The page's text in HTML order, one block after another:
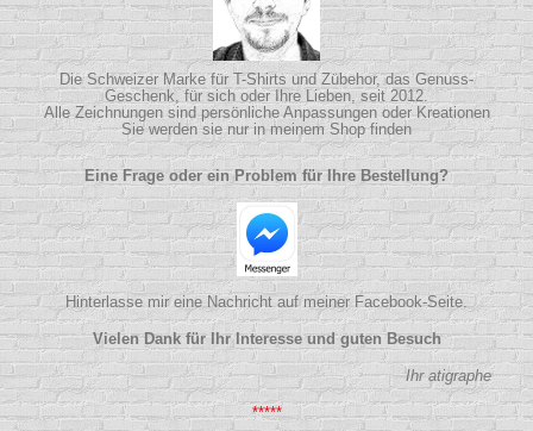
Die Schweizer Marke für T-Shirts und Zübehor, das Genuss-
Geschenk, für sich oder Ihre Lieben, seit 2012.
Alle Zeichnungen sind persönliche Anpassungen oder Kreationen
Sie werden sie nur in meinem Shop finden
Eine Frage oder ein Problem für Ihre Bestellung?
Hinterlasse mir eine Nachricht auf meiner Facebook-Seite.
Vielen Dank für Ihr Interesse und guten Besuch
Ihr atigraphe
*****